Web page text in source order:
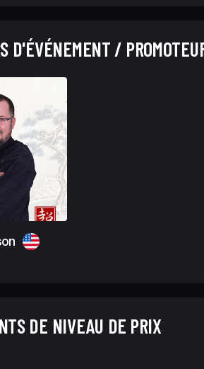
D'ÉVÉNEMENT /
DE NIVEAU DE PRIX